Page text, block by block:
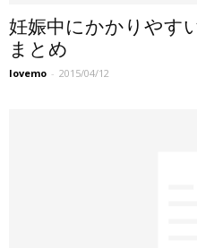
妊娠中にかかりやす
まとめ
lovemo - 2015/04/12